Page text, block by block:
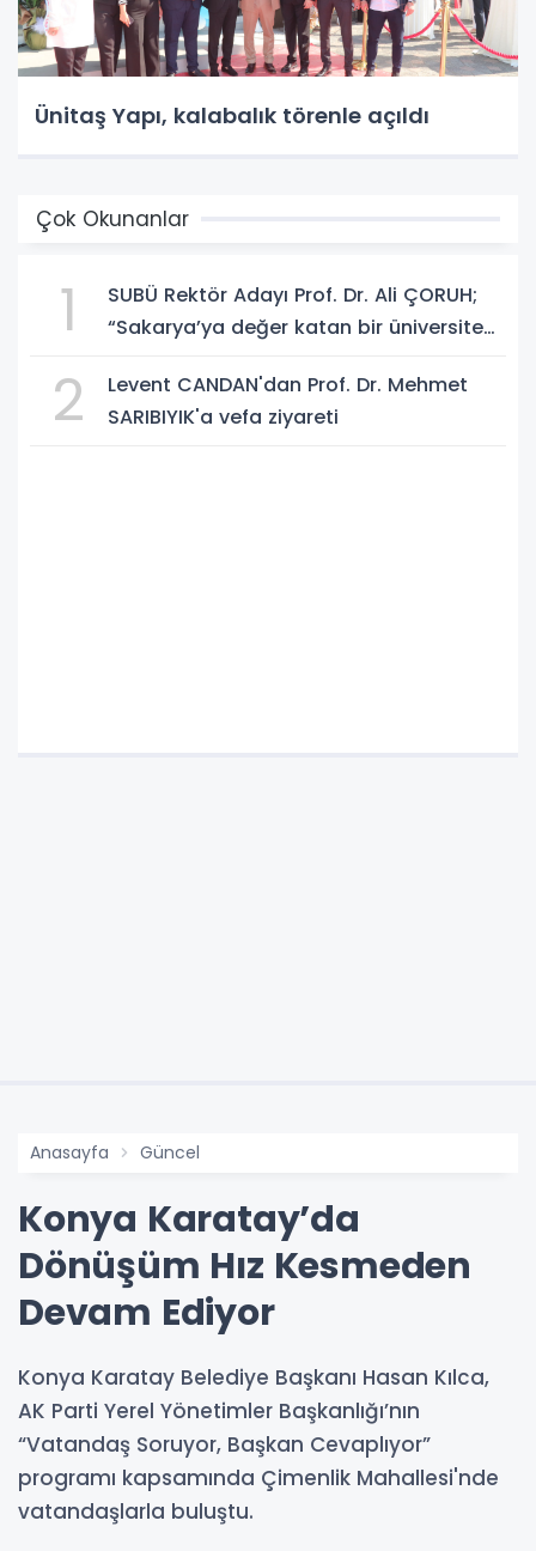
Ünitaş Yapı, kalabalık törenle açıldı
Çok Okunanlar
1
SUBÜ Rektör Adayı Prof. Dr. Ali ÇORUH;
“Sakarya’ya değer katan bir üniversite
2
Levent CANDAN'dan Prof. Dr. Mehmet
SARIBIYIK'a vefa ziyareti
Anasayfa Güncel
Konya Karatay’da
Dönüşüm Hız Kesmeden
Devam Ediyor
Konya Karatay Belediye Başkanı Hasan Kılca,
AK Parti Yerel Yönetimler Başkanlığı’nın
“Vatandaş Soruyor, Başkan Cevaplıyor”
programı kapsamında Çimenlik Mahallesi'nde
vatandaşlarla buluştu.